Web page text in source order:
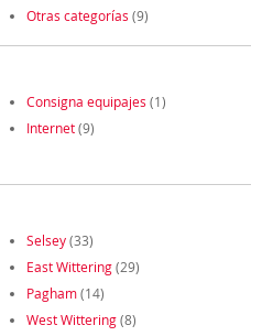
Otras categorías (9)
Consigna equipajes (1)
Internet(9)
Selsey(33)
East Wittering(29)
Pagham(14)
West Wittering(8)